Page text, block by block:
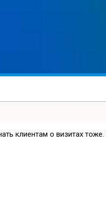
клиентам о визитах